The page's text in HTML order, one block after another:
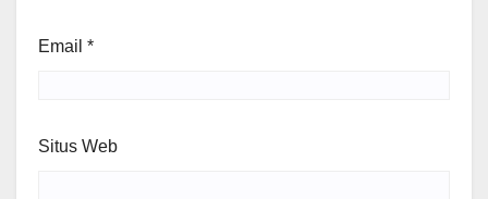
Email *
Situs Web